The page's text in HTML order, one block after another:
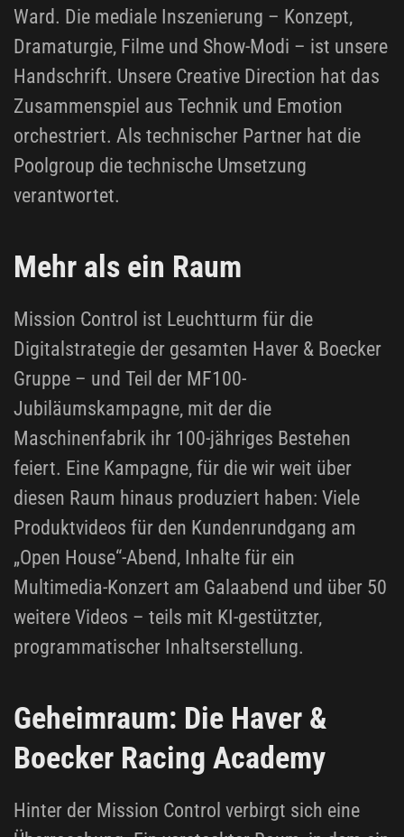
Ward. Die mediale Inszenierung – Konzept,
Dramaturgie, Filme und Show-Modi – ist unsere
Handschrift. Unsere Creative Direction hat das
Zusammenspiel aus Technik und Emotion
orchestriert. Als technischer Partner hat die
Poolgroup die technische Umsetzung
verantwortet.
Mehr als ein Raum
Mission Control ist Leuchtturm für die
Digitalstrategie der gesamten Haver & Boecker
Gruppe – und Teil der MF100-
Jubiläumskampagne, mit der die
Maschinenfabrik ihr 100-jähriges Bestehen
feiert. Eine Kampagne, für die wir weit über
diesen Raum hinaus produziert haben: Viele
Produktvideos für den Kundenrundgang am
„Open House“-Abend, Inhalte für ein
Multimedia-Konzert am Galaabend und über 50
weitere Videos – teils mit KI-gestützter,
programmatischer Inhaltserstellung.
Geheimraum: Die Haver &
Boecker Racing Academy
Hinter der Mission Control verbirgt sich eine